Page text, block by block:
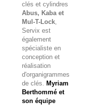
clés et cylindres
Abus, Kaba et
Mul-T-Lock,
Servix est
également
spécialiste en
conception et
réalisation
d'organigrammes
de clés. Myriam
Berthommé et
son équipe